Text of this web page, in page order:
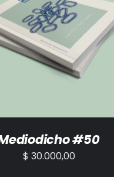
AL CARRITO DETALLES
#50
$ 30.000,00